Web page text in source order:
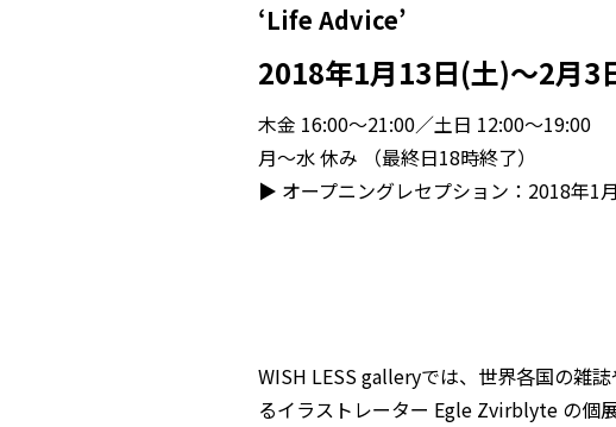
‘Life Advice’
2018年1月13日(土)～2月3
木金 16:00～21:00／土日 12:00～19:00
月～水 休み （最終日18時終了）
▶︎ オープニングレセプション：2018年1
WISH LESS galleryでは、世界各国の雑
るイラストレーター Egle Zvirblyte の個